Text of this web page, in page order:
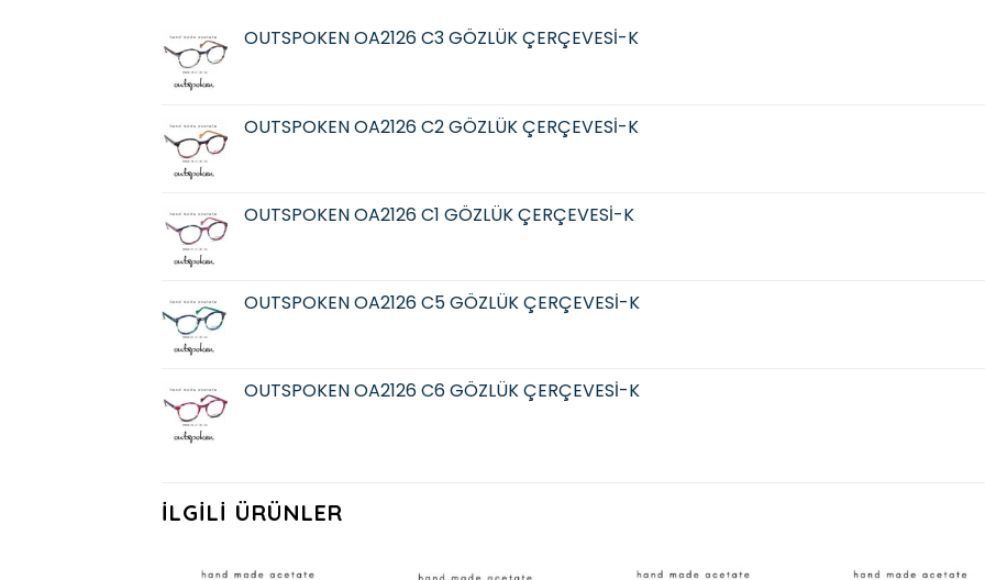
OUTSPOKEN OA2126 C3 GÖZLÜK ÇERÇEVESİ-K
OUTSPOKEN OA2126 C2 GÖZLÜK ÇERÇEVESİ-K
OUTSPOKEN OA2126 C1 GÖZLÜK ÇERÇEVESİ-K
OUTSPOKEN OA2126 C5 GÖZLÜK ÇERÇEVESİ-K
OUTSPOKEN OA2126 C6 GÖZLÜK ÇERÇEVESİ-K
İLGILI ÜRÜNLER